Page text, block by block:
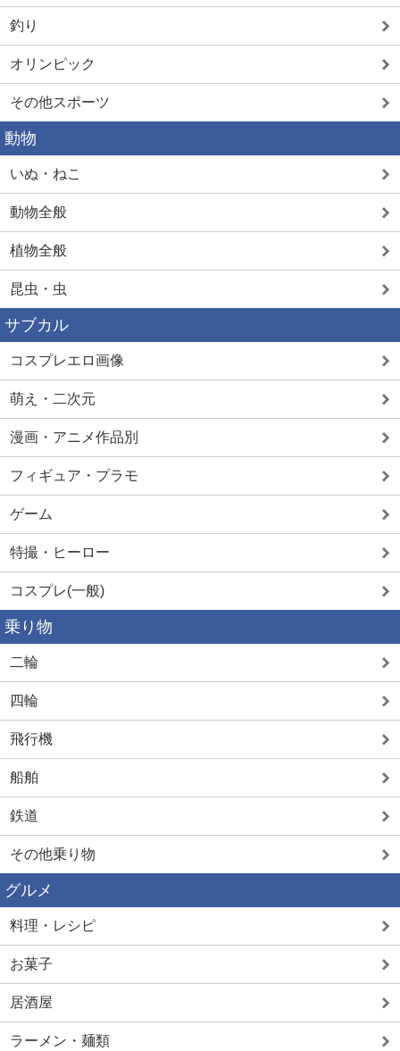
釣り
オリンピック
その他スポーツ
動物
いぬ・ねこ
動物全般
植物全般
昆虫・虫
サブカル
コスプレエロ画像
萌え・二次元
漫画・アニメ作品別
フィギュア・プラモ
ゲーム
特撮・ヒーロー
コスプレ(一般)
乗り物
二輪
四輪
飛行機
船舶
鉄道
その他乗り物
グルメ
料理・レシピ
お菓子
居酒屋
ラーメン・麺類